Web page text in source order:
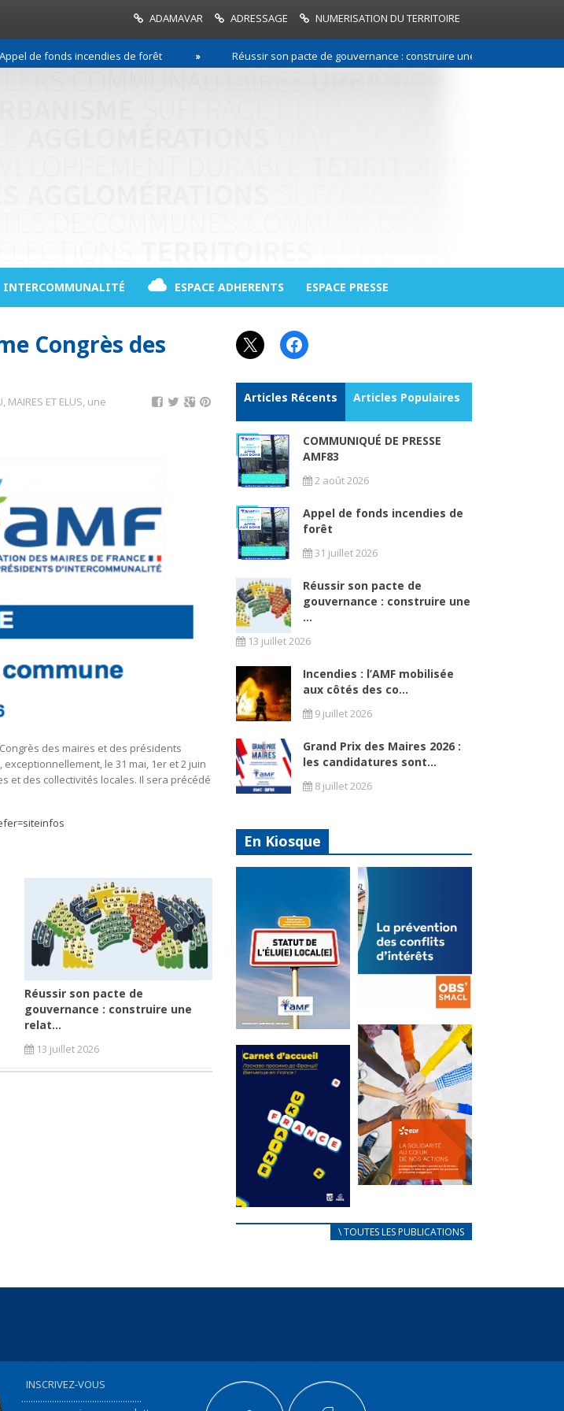
ADAMAVAR ADRESSAGE NUMERISATION DU TERRITOIRE
de fonds incendies de forêt Réussir son pacte de gouvernance : construire une relation de
INTERCOMMUNALITÉ ESPACE ADHERENTS ESPACE PRESSE
Congrès des
, MAIRES ET ELUS, une
des maires et des présidents
le 31 mai, 1er et 2 juin
et des collectivités locales. Il sera précédé
Réussir son pacte de
gouvernance : construire une
relat...
13 juillet 2026
X Facebook
Articles Récents Articles Populaires
COMMUNIQUÉ DE PRESSE
AMF83
2 août 2026
Appel de fonds incendies de
forêt
31 juillet 2026
Réussir son pacte de
gouvernance : construire une
...
13 juillet 2026
Incendies : l’AMF mobilisée
aux côtés des co...
9 juillet 2026
Grand Prix des Maires 2026 :
les candidatures sont...
8 juillet 2026
En Kiosque
Statut de
l’élu local
Mise à jour avril
2024
FEUILLETER
La
prévention
des conflits
d’intérêts
18 septembre 2023
FEUILLETER
au coeur de
nos actions
en France,...
FEUILLETER
\ TOUTES LES PUBLICATIONS
INSCRIVEZ-VOUS
...................................................